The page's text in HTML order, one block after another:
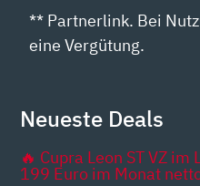
** Partnerlink. Bei
eine Vergütung.
Neueste Deals
🔥 Cupra Leon ST VZ
199 Euro im Monat